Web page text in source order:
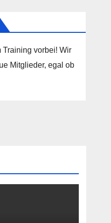
Training vorbei! Wir
Mitglieder, egal ob